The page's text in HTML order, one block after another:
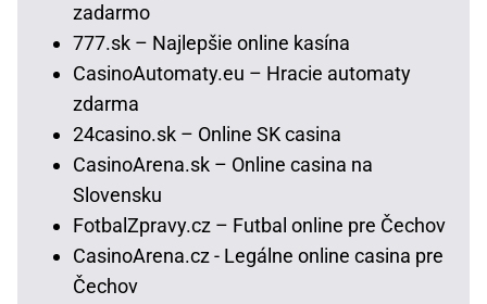
zadarmo
777.sk – Najlepšie online kasína
CasinoAutomaty.eu – Hracie automaty
zdarma
24casino.sk – Online SK casina
CasinoArena.sk – Online casina na
Slovensku
FotbalZpravy.cz – Futbal online pre Čechov
CasinoArena.cz - Legálne online casina pre
Čechov